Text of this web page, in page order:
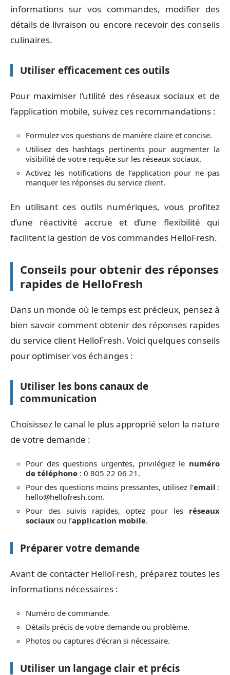
informations sur vos commandes, modifier des
détails de livraison ou encore recevoir des conseils
culinaires.
Utiliser efficacement ces outils
Pour maximiser l’utilité des réseaux sociaux et de
l’application mobile, suivez ces recommandations :
Formulez vos questions de manière claire et concise.
Utilisez des hashtags pertinents pour augmenter la
visibilité de votre requête sur les réseaux sociaux.
Activez les notifications de l’application pour ne pas
manquer les réponses du service client.
En utilisant ces outils numériques, vous profitez
d’une réactivité accrue et d’une flexibilité qui
facilitent la gestion de vos commandes HelloFresh.
Conseils pour obtenir des réponses
rapides de HelloFresh
Dans un monde où le temps est précieux, pensez à
bien savoir comment obtenir des réponses rapides
du service client HelloFresh. Voici quelques conseils
pour optimiser vos échanges :
Utiliser les bons canaux de
communication
Choisissez le canal le plus approprié selon la nature
de votre demande :
Pour des questions urgentes, privilégiez le numéro
de téléphone : 0 805 22 06 21.
Pour des questions moins pressantes, utilisez l’email :
hello@hellofresh.com.
Pour des suivis rapides, optez pour les réseaux
sociaux ou l’application mobile.
Préparer votre demande
Avant de contacter HelloFresh, préparez toutes les
informations nécessaires :
Numéro de commande.
Détails précis de votre demande ou problème.
Photos ou captures d’écran si nécessaire.
Utiliser un langage clair et précis